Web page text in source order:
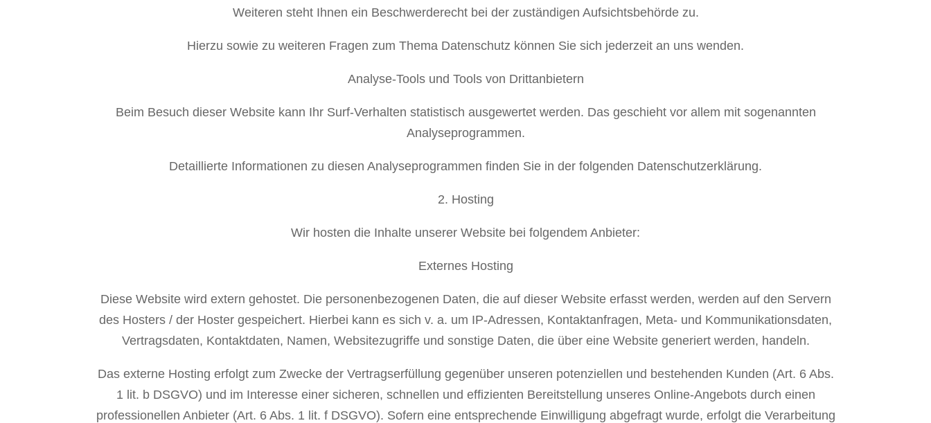
Weiteren steht Ihnen ein Beschwerderecht bei der zuständigen Aufsichtsbehörde zu.
Hierzu sowie zu weiteren Fragen zum Thema Datenschutz können Sie sich jederzeit an uns wenden.
Analyse-Tools und Tools von Drittanbietern
Beim Besuch dieser Website kann Ihr Surf-Verhalten statistisch ausgewertet werden. Das geschieht vor allem mit sogenannten
Analyseprogrammen.
Detaillierte Informationen zu diesen Analyseprogrammen finden Sie in der folgenden Datenschutzerklärung.
2. Hosting
Wir hosten die Inhalte unserer Website bei folgendem Anbieter:
Externes Hosting
Diese Website wird extern gehostet. Die personenbezogenen Daten, die auf dieser Website erfasst werden, werden auf den Servern
des Hosters / der Hoster gespeichert. Hierbei kann es sich v. a. um IP-Adressen, Kontaktanfragen, Meta- und Kommunikationsdaten,
Vertragsdaten, Kontaktdaten, Namen, Websitezugriffe und sonstige Daten, die über eine Website generiert werden, handeln.
Das externe Hosting erfolgt zum Zwecke der Vertragserfüllung gegenüber unseren potenziellen und bestehenden Kunden (Art. 6 Abs.
1 lit. b DSGVO) und im Interesse einer sicheren, schnellen und effizienten Bereitstellung unseres Online-Angebots durch einen
professionellen Anbieter (Art. 6 Abs. 1 lit. f DSGVO). Sofern eine entsprechende Einwilligung abgefragt wurde, erfolgt die Verarbeitung